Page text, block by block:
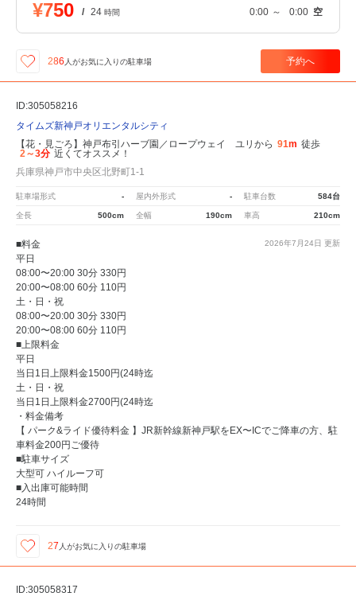
¥750 / 24 時間 0:00 ～ 0:00 空
286 人がお気に入りの駐車場 予約へ
ID:305058216
タイムズ新神戸オリエンタルシティ
【花・見ごろ】神戸布引ハーブ園／ロープウェイ ユリから 91m 徒歩
2～3分 近くてオススメ！
兵庫県神戸市中央区北野町1-1
駐車場形式 - 屋内外形式 - 駐車台数 584台
全長 500cm 全幅 190cm 車高 210cm
2026年7月24日 更新
■料金
平日
08:00〜20:00 30分 330円
20:00〜08:00 60分 110円
土・日・祝
08:00〜20:00 30分 330円
20:00〜08:00 60分 110円
■上限料金
平日
当日1日上限料金1500円(24時迄
土・日・祝
当日1日上限料金2700円(24時迄
・料金備考
【 パーク&ライド優待料金 】JR新幹線新神戸駅をEX〜ICでご降車の方、駐
車料金200円ご優待
■駐車サイズ
大型可 ハイルーフ可
■入出庫可能時間
24時間
27 人がお気に入りの駐車場
ID:305058317